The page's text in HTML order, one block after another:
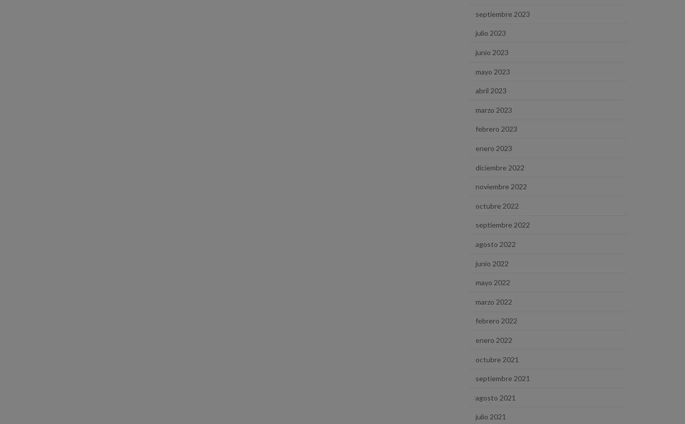
septiembre 2023
julio 2023
junio 2023
mayo 2023
abril 2023
marzo 2023
febrero 2023
enero 2023
diciembre 2022
noviembre 2022
octubre 2022
septiembre 2022
agosto 2022
junio 2022
mayo 2022
marzo 2022
febrero 2022
enero 2022
octubre 2021
septiembre 2021
agosto 2021
julio 2021